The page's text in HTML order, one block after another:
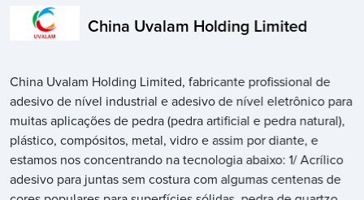
China Uvalam Holding Limited
China Uvalam Holding Limited, fabricante profissional de
adesivo de nível industrial e adesivo de nível eletrônico para
muitas aplicações de pedra (pedra artificial e pedra natural),
plástico, compósitos, metal, vidro e assim por diante, e
estamos nos concentrando na tecnologia abaixo: 1/ Acrílico
adesivo para juntas sem costura com algumas centenas de